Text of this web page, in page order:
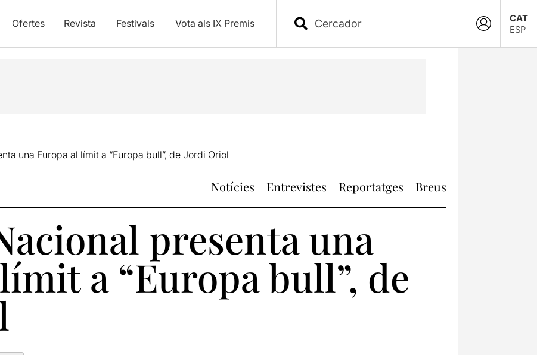
Ofertes Revista Festivals Vota als IX Premis
CAT
ESP
una Europa al límit a “Europa bull”, de Jordi Oriol
Notícies Entrevistes Reportatges Breus
presenta una
a “Europa bull”, de